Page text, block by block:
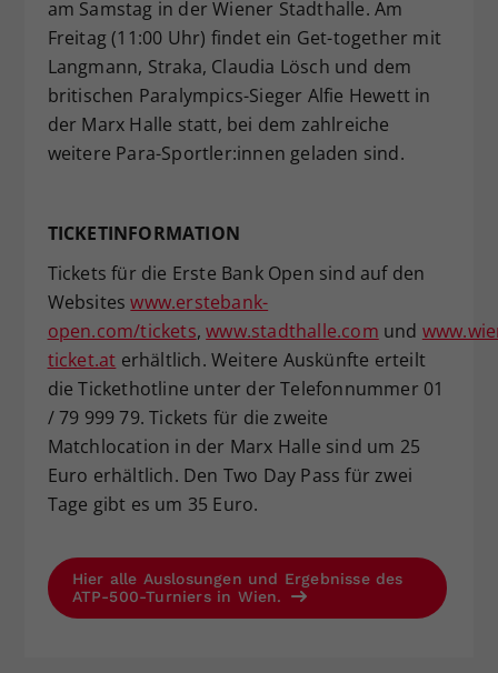
am Samstag in der Wiener Stadthalle. Am
Freitag (11:00 Uhr) findet ein Get-together mit
Langmann, Straka, Claudia Lösch und dem
britischen Paralympics-Sieger Alfie Hewett in
der Marx Halle statt, bei dem zahlreiche
weitere Para-Sportler:innen geladen sind.
TICKETINFORMATION
Tickets für die Erste Bank Open sind auf den
Websiteswww.erstebank-
open.com/tickets,www.stadthalle.com und
ticket.at erhältlich. Weitere Auskünfte erteilt
die Tickethotline unter der Telefonnummer 01
/ 79 999 79. Tickets für die zweite
Matchlocation in der Marx Halle sind um 25
Euro erhältlich. Den Two Day Pass für zwei
Tage gibt es um 35 Euro.
Hier alle Auslosungen und Ergebnisse des
ATP-500-Turniers in Wien.